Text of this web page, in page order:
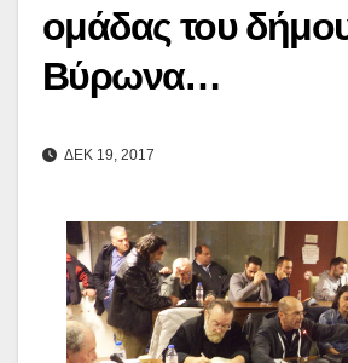
ομάδας του
Βύρωνα…
ΔΕΚ 19, 2017